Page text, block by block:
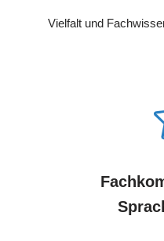
Vielfalt und